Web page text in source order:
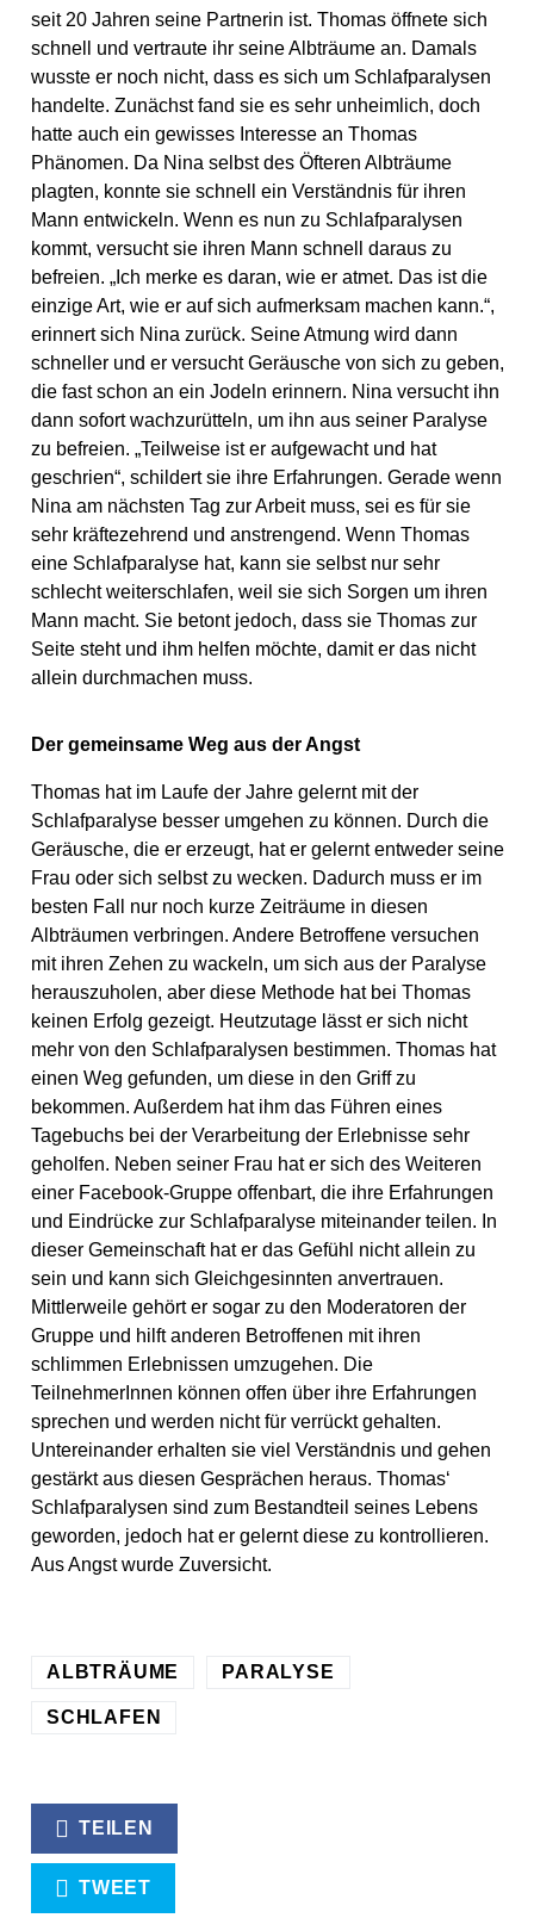
seit 20 Jahren seine Partnerin ist. Thomas öffnete sich
schnell und vertraute ihr seine Albträume an. Damals
wusste er noch nicht, dass es sich um Schlafparalysen
handelte. Zunächst fand sie es sehr unheimlich, doch
hatte auch ein gewisses Interesse an Thomas
Phänomen. Da Nina selbst des Öfteren Albträume
plagten, konnte sie schnell ein Verständnis für ihren
Mann entwickeln. Wenn es nun zu Schlafparalysen
kommt, versucht sie ihren Mann schnell daraus zu
befreien. „Ich merke es daran, wie er atmet. Das ist die
einzige Art, wie er auf sich aufmerksam machen kann.“,
erinnert sich Nina zurück. Seine Atmung wird dann
schneller und er versucht Geräusche von sich zu geben,
die fast schon an ein Jodeln erinnern. Nina versucht ihn
dann sofort wachzurütteln, um ihn aus seiner Paralyse
zu befreien. „Teilweise ist er aufgewacht und hat
geschrien“, schildert sie ihre Erfahrungen. Gerade wenn
Nina am nächsten Tag zur Arbeit muss, sei es für sie
sehr kräftezehrend und anstrengend. Wenn Thomas
eine Schlafparalyse hat, kann sie selbst nur sehr
schlecht weiterschlafen, weil sie sich Sorgen um ihren
Mann macht. Sie betont jedoch, dass sie Thomas zur
Seite steht und ihm helfen möchte, damit er das nicht
allein durchmachen muss.
Der gemeinsame Weg aus der Angst
Thomas hat im Laufe der Jahre gelernt mit der
Schlafparalyse besser umgehen zu können. Durch die
Geräusche, die er erzeugt, hat er gelernt entweder seine
Frau oder sich selbst zu wecken. Dadurch muss er im
besten Fall nur noch kurze Zeiträume in diesen
Albträumen verbringen. Andere Betroffene versuchen
mit ihren Zehen zu wackeln, um sich aus der Paralyse
herauszuholen, aber diese Methode hat bei Thomas
keinen Erfolg gezeigt. Heutzutage lässt er sich nicht
mehr von den Schlafparalysen bestimmen. Thomas hat
einen Weg gefunden, um diese in den Griff zu
bekommen. Außerdem hat ihm das Führen eines
Tagebuchs bei der Verarbeitung der Erlebnisse sehr
geholfen. Neben seiner Frau hat er sich des Weiteren
einer Facebook-Gruppe offenbart, die ihre Erfahrungen
und Eindrücke zur Schlafparalyse miteinander teilen. In
dieser Gemeinschaft hat er das Gefühl nicht allein zu
sein und kann sich Gleichgesinnten anvertrauen.
Mittlerweile gehört er sogar zu den Moderatoren der
Gruppe und hilft anderen Betroffenen mit ihren
schlimmen Erlebnissen umzugehen. Die
TeilnehmerInnen können offen über ihre Erfahrungen
sprechen und werden nicht für verrückt gehalten.
Untereinander erhalten sie viel Verständnis und gehen
gestärkt aus diesen Gesprächen heraus. Thomas‘
Schlafparalysen sind zum Bestandteil seines Lebens
geworden, jedoch hat er gelernt diese zu kontrollieren.
Aus Angst wurde Zuversicht.
ALBTRÄUME PARALYSE
SCHLAFEN
TEILEN
TWEET